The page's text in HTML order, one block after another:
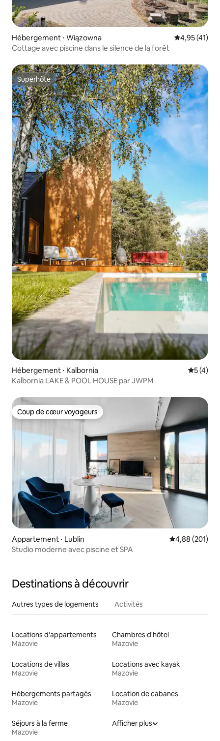
Hébergement ⋅ Wiązowna Évaluation
4,95 (41)
Cottage avec piscine dans le silence de la forêt
Superhôte
Superhôte
Hébergement ⋅ Kalbornia
5 (4)
Kalbornia LAKE & POOL HOUSE par JWPM
Coup de cœur voyageurs
Coup de cœur voyageurs
Appartement ⋅ Lublin Évaluation
4,88 (201)
Studio moderne avec piscine et SPA
Destinations à découvrir
Autres types de logements Activités
Locations d'appartements
Mazovie
Chambres d'hôtel
Mazovie
Locations de villas
Mazovie
Locations avec kayak
Mazovie
Hébergements partagés
Mazovie
Location de cabanes
Mazovie
Séjours à la ferme
Mazovie
Afficher plus